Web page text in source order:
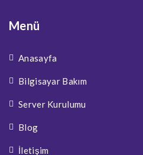
Menü
Anasayfa
Bilgisayar Bakım
Server Kurulumu
Blog
İletişim